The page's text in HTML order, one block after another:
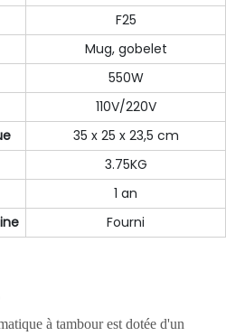
F25
Mug, gobelet
550W
110V/220V
35 x 25 x 23,5 cm
3.75KG
1 an
Fourni
à tambour est dotée d'un